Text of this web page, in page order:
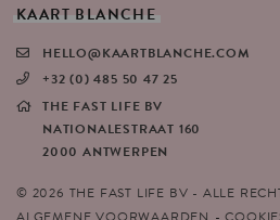
KAART BLANCHE
HELLO@KAARTBLANCHE.COM
+32 (0) 485 50 47 25
THE FAST LIFE BV
NATIONALESTRAAT 160
2000 ANTWERPEN
© 2026 THE FAST LIFE BV - ALLE